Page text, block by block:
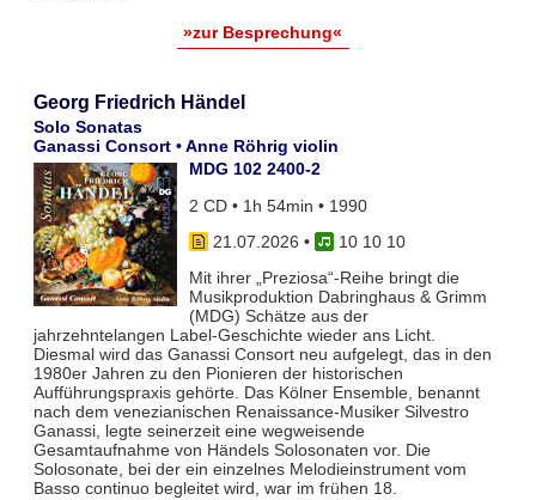
»zur Besprechung«
Georg Friedrich Händel
Solo Sonatas
Ganassi Consort • Anne Röhrig violin
MDG 102 2400-2
2 CD • 1h 54min • 1990
21.07.2026 •
10 10 10
Mit ihrer „Preziosa“-Reihe bringt die
Musikproduktion Dabringhaus & Grimm
(MDG) Schätze aus der
jahrzehntelangen Label-Geschichte wieder ans Licht.
Diesmal wird das Ganassi Consort neu aufgelegt, das in den
1980er Jahren zu den Pionieren der historischen
Aufführungspraxis gehörte. Das Kölner Ensemble, benannt
nach dem venezianischen Renaissance-Musiker Silvestro
Ganassi, legte seinerzeit eine wegweisende
Gesamtaufnahme von Händels Solosonaten vor. Die
Solosonate, bei der ein einzelnes Melodieinstrument vom
Basso continuo begleitet wird, war im frühen 18.